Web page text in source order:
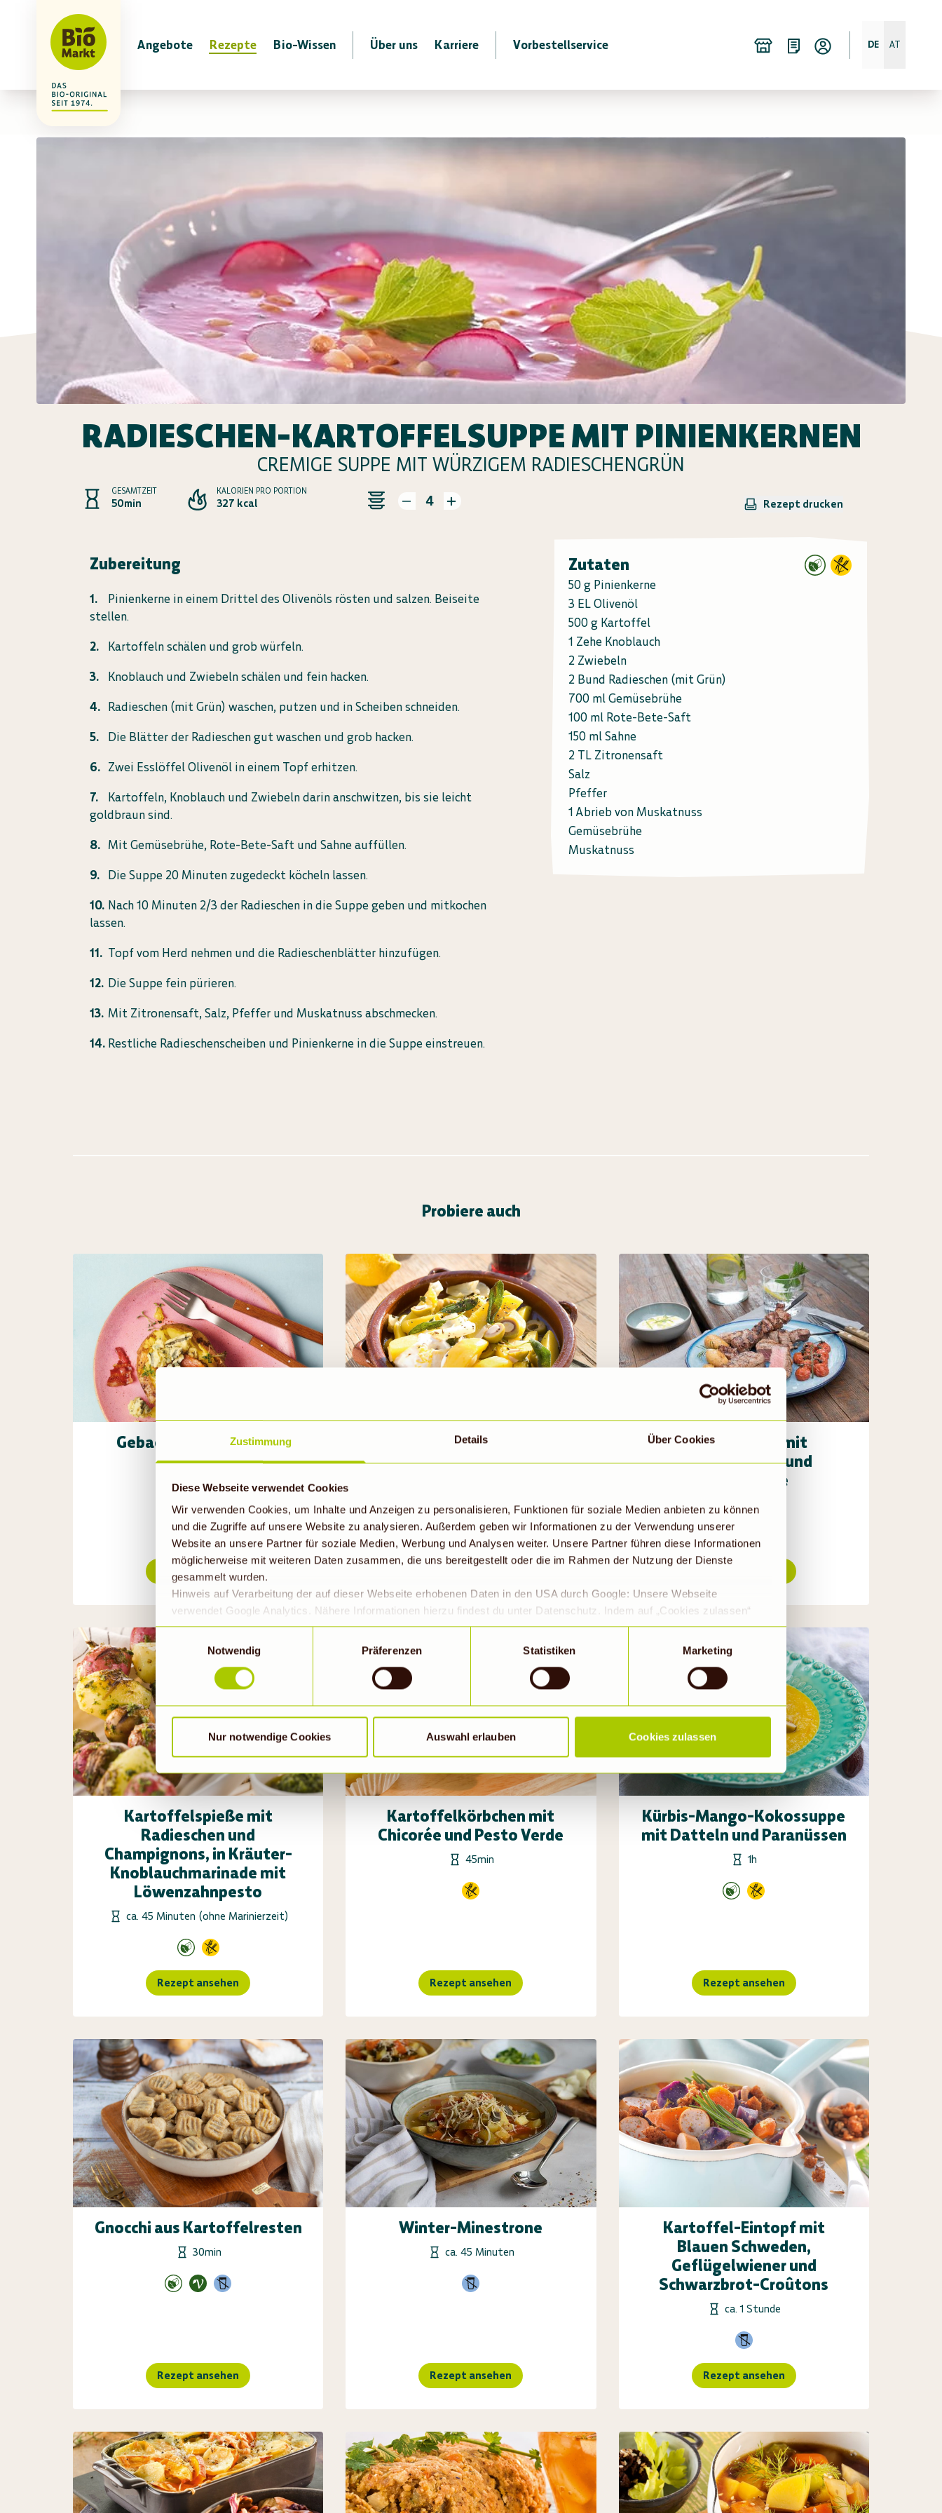
Zustimmung Details Über Cookies
Diese Webseite verwendet Cookies
Wir verwenden Cookies, um Inhalte und Anzeigen zu personalisieren, Funktionen für soziale Medien anbieten zu können
und die Zugriffe auf unsere Website zu analysieren. Außerdem geben wir Informationen zu der Verwendung unserer
Website an unsere Partner für soziale Medien, Werbung und Analysen weiter. Unsere Partner führen diese Informationen
möglicherweise mit weiteren Daten zusammen, die uns bereitgestellt oder die im Rahmen der Nutzung der Dienste
gesammelt wurden.
Hinweis auf Verarbeitung der auf dieser Webseite erhobenen Daten in den USA durch Google: Unsere Webseite
verwendet Google Analytics. Nähere Informationen hierzu findest du unter Datenschutz. Indem auf „Cookies zulassen“
geklickt bzw. statistische Cookies erlaubt werden, wird zugleich gem. Art. 49 Abs. 1 S. 1 lit a DS-GVO eingewilligt, dass
die Daten in den USA verarbeitet werden. Die USA werden vom Europäischen Gerichtshof als ein Land mit einem nach
EU-Standards unzureichendem Datenschutzniveau eingeschätzt. Es besteht insbesondere das Risiko, dass die Daten
durch US-Behörden, zu Kontroll- und zu Überwachungszwecken, möglicherweise auch ohne Rechtsbehelfsmöglichkeiten,
Einwilligungsauswahl
Notwendig
Präferenzen Statistiken Marketing
Nur notwendige Cookies Auswahl erlauben Cookies zulassen
Angebote Rezepte Bio-Wissen Über uns Karriere Vorbestellservice DE AT
RADIESCHEN-KARTOFFELSUPPE MIT PINIENKERNEN
CREMIGE SUPPE MIT WÜRZIGEM RADIESCHENGRÜN
GESAMTZEIT
50min
KALORIEN PRO PORTION
327 kcal 4 Rezept drucken
Zutaten
50 g Pinienkerne
3 EL Olivenöl
500 g Kartoffel
1 Zehe Knoblauch
2 Zwiebeln
2 Bund Radieschen (mit Grün)
700 ml Gemüsebrühe
100 ml Rote-Bete-Saft
150 ml Sahne
2 TL Zitronensaft
Salz
Pfeffer
1 Abrieb von Muskatnuss
Gemüsebrühe
Muskatnuss
Zubereitung
Pinienkerne in einem Drittel des Olivenöls rösten und salzen. Beiseite
stellen.
Kartoffeln schälen und grob würfeln.
Knoblauch und Zwiebeln schälen und fein hacken.
Radieschen (mit Grün) waschen, putzen und in Scheiben schneiden.
Die Blätter der Radieschen gut waschen und grob hacken.
Zwei Esslöffel Olivenöl in einem Topf erhitzen.
Kartoffeln, Knoblauch und Zwiebeln darin anschwitzen, bis sie leicht
goldbraun sind.
Mit Gemüsebrühe, Rote-Bete-Saft und Sahne auffüllen.
Die Suppe 20 Minuten zugedeckt köcheln lassen.
Nach 10 Minuten 2/3 der Radieschen in die Suppe geben und mitkochen
lassen.
Topf vom Herd nehmen und die Radieschenblätter hinzufügen.
Die Suppe fein pürieren.
Mit Zitronensaft, Salz, Pfeffer und Muskatnuss abschmecken.
Restliche Radieschenscheiben und Pinienkerne in die Suppe einstreuen.
Probiere auch
Gebackene Kartoffeln
1h 10min
Rezept ansehen
Kartoffel-Oliven-Antipasti
35min
Rezept ansehen
Kräuterquark mit
Ofenkartoffel und
Grillgemüse
1h 40min
Kartoffelspieße mit
Radieschen und
Champignons, in Kräuter-
Knoblauchmarinade mit
Löwenzahnpesto
ca. 45 Minuten (ohne Marinierzeit)
Rezept ansehen
Kartoffelkörbchen mit
Chicorée und Pesto Verde
45min
Rezept ansehen
Kürbis-Mango-Kokossuppe
mit Datteln und Paranüssen
1h
Rezept ansehen
Gnocchi aus Kartoffelresten
30min
Rezept ansehen
Winter-Minestrone
ca. 45 Minuten
Rezept ansehen
Kartoffel-Eintopf mit
Blauen Schweden,
Geflügelwiener und
Schwarzbrot-Croûtons
ca. 1 Stunde
Rezept ansehen